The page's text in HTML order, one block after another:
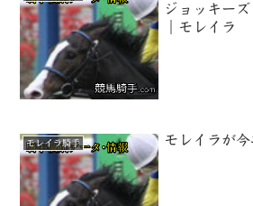
ジョッキー
｜モレイラ
モレイラ騎手 モレイラが